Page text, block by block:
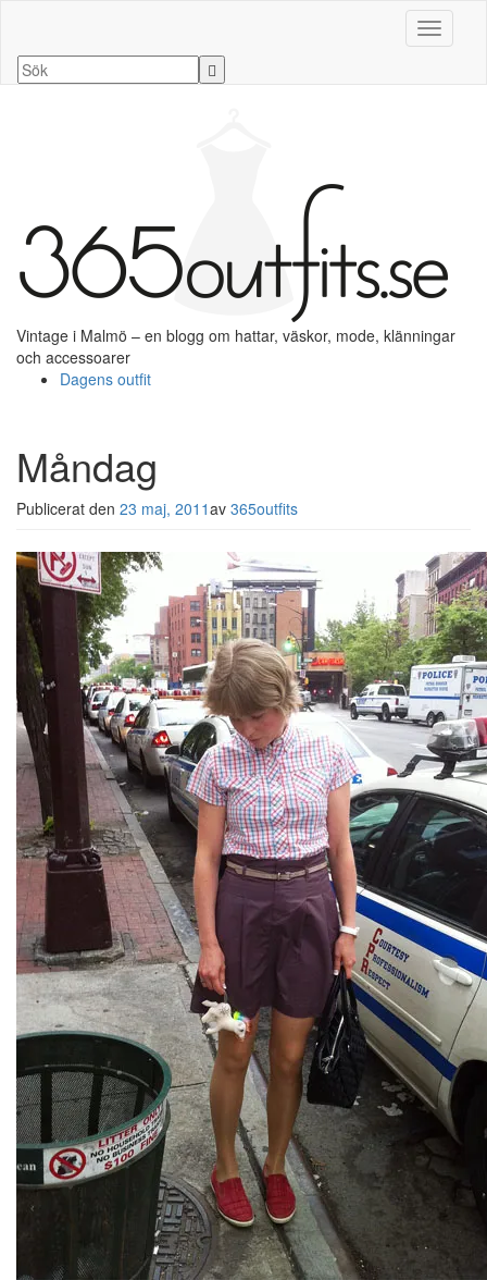
Slå på/
Vintage i Malmö – en blogg om hattar, väskor, mode, klänningar
och accessoarer
Dagens outfit
Måndag
Publicerat den 23 maj, 2011av 365outfits